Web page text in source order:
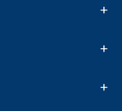
+
+
+